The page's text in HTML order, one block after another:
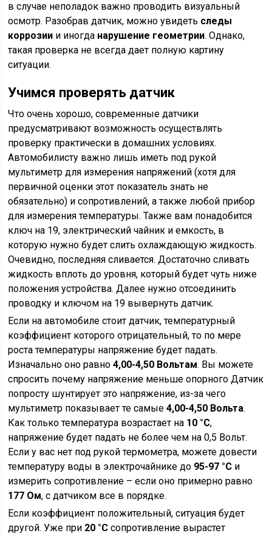
в случае неполадок важно проводить визуальный
осмотр. Разобрав датчик, можно увидеть следы
коррозии и иногда нарушение геометрии. Однако,
такая проверка не всегда дает полную картину
ситуации.
Учимся проверять датчик
Что очень хорошо, современные датчики
предусматривают возможность осуществлять
проверку практически в домашних условиях.
Автомобилисту важно лишь иметь под рукой
мультиметр для измерения напряжений (хотя для
первичной оценки этот показатель знать не
обязательно) и сопротивлений, а также любой прибор
для измерения температуры. Также вам понадобится
ключ на 19, электрический чайник и емкость, в
которую нужно будет слить охлаждающую жидкость.
Очевидно, последняя сливается. Достаточно сливать
жидкость вплоть до уровня, который будет чуть ниже
положения устройства. Далее нужно отсоединить
проводку и ключом на 19 вывернуть датчик.
Если на автомобиле стоит датчик, температурный
коэффициент которого отрицательный, то по мере
роста температуры напряжение будет падать.
Изначально оно равно4,00-4,50 Вольтам. Вы можете
спросить почему напряжение меньше опорного Датчик
попросту шунтирует это напряжение, из-за чего
мультиметр показывает те самые4,00-4,50 Вольта.
Как только температура возрастает на 10 °С,
напряжение будет падать не более чем на 0,5 Вольт.
Если у вас нет под рукой термометра, можете довести
температуру воды в электрочайнике до 95-97 °С и
измерить сопротивление – если оно примерно равно
177 Ом, с датчиком все в порядке.
Если коэффициент положительный, ситуация будет
другой. Уже при 20 °С сопротивление вырастет